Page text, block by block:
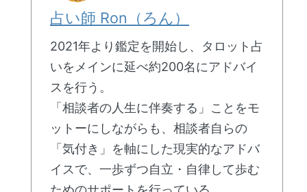
占い師 Ron（ろん）
2021年より鑑定を開始し、タロット占
いをメインに延べ約200名にアドバイ
スを行う。
「相談者の人生に伴奏する」ことをモ
ットーにしながらも、相談者自らの
「気付き」を軸にした現実的なアドバ
イスで、一歩ずつ自立・自律して歩む